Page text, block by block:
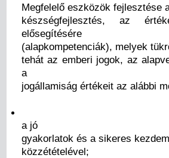
Megfelelő eszközök fejlesztése
készségfejlesztés, az
elősegítésére
(alapkompetenciák), melyek
tehát az emberi jogok, az
a
jogállamiság értékeit az alábbi
a jó
gyakorlatok és a sikeres
közzétételével;